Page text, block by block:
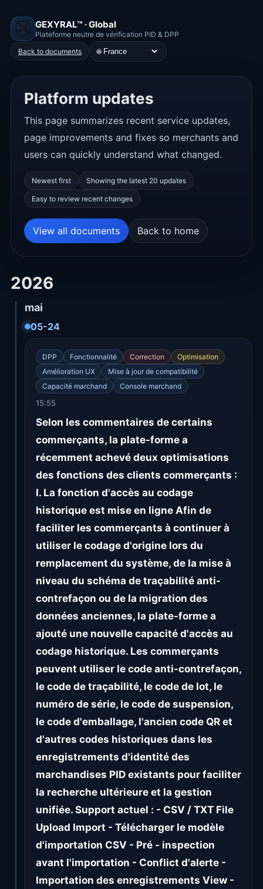
GEXYRAL™ · Global
Plateforme neutre de vérification PID & DPP
Back to documents
🌐
Platform updates
This page summarizes recent service updates,
page improvements and fixes so merchants and
users can quickly understand what changed.
Newest first Showing the latest 20 updates
Easy to review recent changes
View all documents Back to home
2026
mai
05-24
DPP Fonctionnalité Correction
Optimisation
Amélioration UX
Mise à jour de compatibilité
Capacité marchand
Console marchand
15:55
Selon les commentaires de certains
commerçants, la plate-forme a
récemment achevé deux optimisations
des fonctions des clients commerçants :
I. La fonction d'accès au codage
historique est mise en ligne Afin de
faciliter les commerçants à continuer à
utiliser le codage d'origine lors du
remplacement du système, de la mise à
niveau du schéma de traçabilité anti-
contrefaçon ou de la migration des
données anciennes, la plate-forme a
ajouté une nouvelle capacité d'accès au
codage historique. Les commerçants
peuvent utiliser le code anti-contrefaçon,
le code de traçabilité, le code de lot, le
numéro de série, le code de suspension,
le code d'emballage, l'ancien code QR et
d'autres codes historiques dans les
enregistrements d'identité des
marchandises PID existants pour faciliter
la recherche ultérieure et la gestion
unifiée. Support actuel : - CSV / TXT File
Upload Import - Télécharger le modèle
d'importation CSV - Pré - inspection
avant l'importation - Conflict d'alerte -
Importation des enregistrements View -